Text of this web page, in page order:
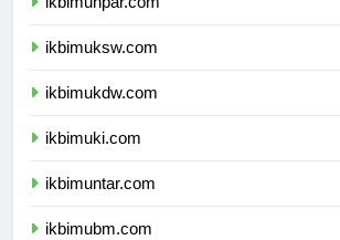
ikbimuksw.com
ikbimukdw.com
ikbimuki.com
ikbimuntar.com
ikbimubm.com